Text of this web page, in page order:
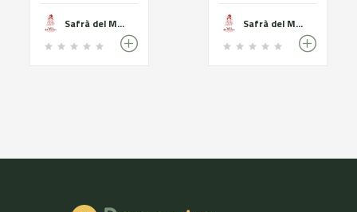
Safrà del Montsec Safrà del Montsec